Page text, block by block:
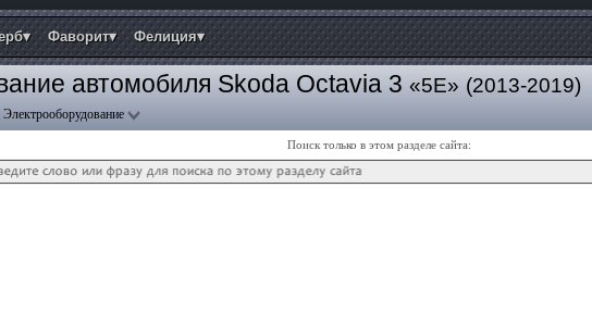
Фаворит▾ Фелиция▾
автомобиля Skoda Octavia 3«5E» (2013-2019)
Электрооборудование
Поиск только в этом разделе сайта: